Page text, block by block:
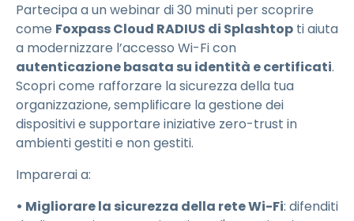
Partecipa a un webinar di 30 minuti per scoprire
come Foxpass Cloud RADIUS di Splashtop ti aiuta
a modernizzare l’accesso Wi-Fi con
autenticazione basata su identità e certificati.
Scopri come rafforzare la sicurezza della tua
organizzazione, semplificare la gestione dei
dispositivi e supportare iniziative zero-trust in
ambienti gestiti e non gestiti.
Imparerai a:
• Migliorare la sicurezza della rete Wi-Fi: difenditi